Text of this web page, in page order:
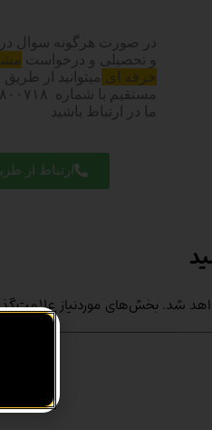
در صورت هرگونه سوال
و تحصیلی و درخواست
حرفه ای میتوانید از
ما در ارتباط باشید
ارتباط از
شد. بخش‌های موردنیاز